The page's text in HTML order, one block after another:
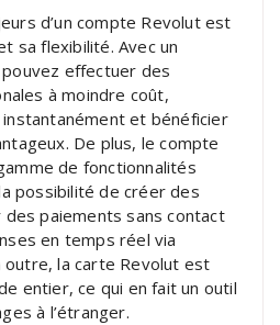
d’un compte Revolut est
sa flexibilité. Avec un
effectuer des
à moindre coût,
et bénéficier
De plus, le compte
de fonctionnalités
possibilité de créer des
paiements sans contact
en temps réel via
outre, la carte Revolut est
entier, ce qui en fait un outil
à l’étranger.